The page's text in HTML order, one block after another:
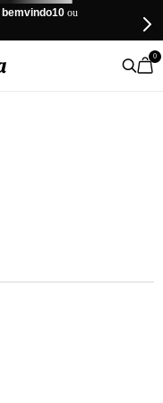
bemvindo10ou
0